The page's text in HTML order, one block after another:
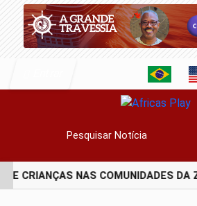
Pesquisar Notícia
CRIANÇAS NAS COMUNIDADES DA